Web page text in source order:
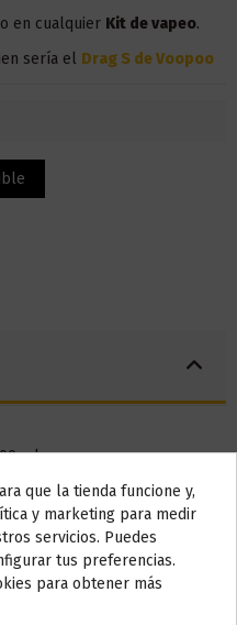
en cualquier Kit de vapeo.
sería el Drag S de Voopoo
ml
PG / 70% VG Do not show again.
unos días
el
que la tienda funcione y,
y marketing para medir
servicios. Puedes
tus preferencias.
para obtener más